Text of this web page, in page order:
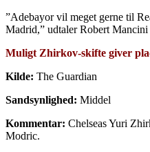
”Adebayor vil meget gerne til
Madrid,” udtaler Robert
Muligt Zhirkov-skifte giver
Kilde: The Guardian
Sandsynlighed: Middel
Kommentar: Chelseas Yuri
Modric.